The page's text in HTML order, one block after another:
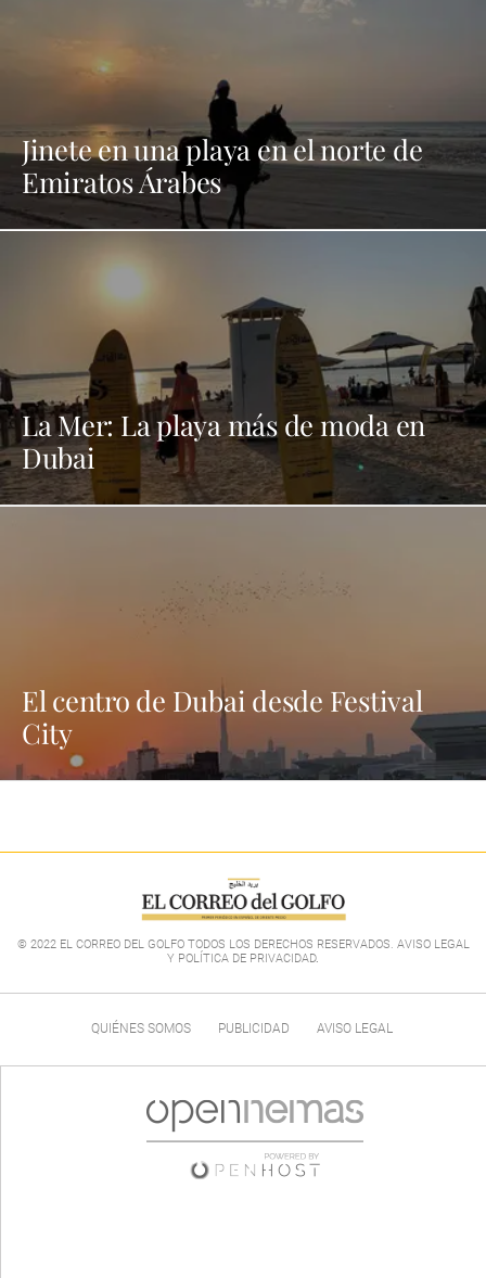
Jinete en una playa en el norte de
Emiratos Árabes
La Mer: La playa más de moda en
Dubai
El centro de Dubai desde Festival
City
© 2022 EL CORREO DEL GOLFO TODOS LOS DERECHOS RESERVADOS. AVISO LEGAL
Y POLÍTICA DE PRIVACIDAD.
QUIÉNES SOMOS PUBLICIDAD AVISO LEGAL